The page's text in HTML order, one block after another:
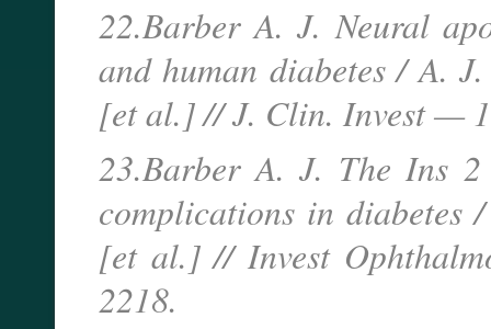
22.Barber A. J. Neural
and human diabetes / A.
[et al.] // J. Clin. Invest —
23.Barber A. J. The Ins
complications in diabetes
[et al.] // Invest
2218.